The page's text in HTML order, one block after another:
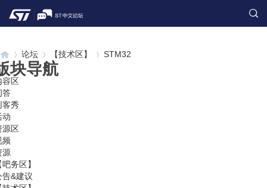
S »
论坛 【技术区】 STM32
块导航
容区
答
客秀
动
源区
频
源
务区】
告&建议